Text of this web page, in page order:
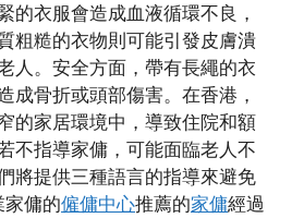
的衣服會造成血液循環不良，
粗糙的衣物則可能引發皮膚潰
人。安全方面，帶有長繩的衣
成骨折或頭部傷害。在香港，
的家居環境中，導致住院和額
不指導家傭，可能面臨老人不
將提供三種語言的指導來避免
傭的僱傭中心推薦的家傭經過